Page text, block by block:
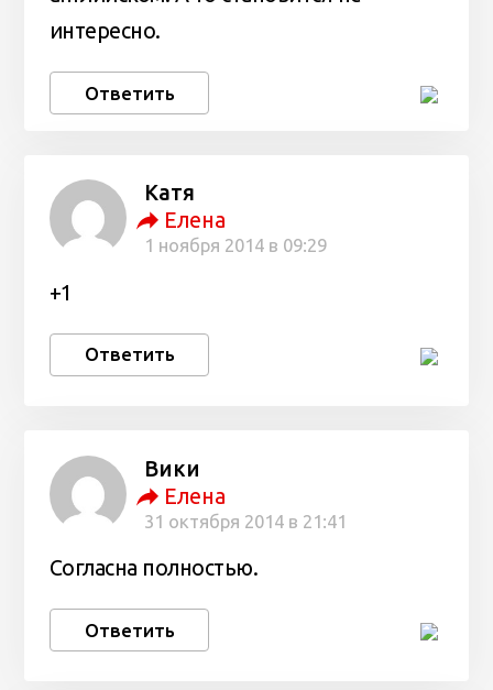
интересно.
Ответить
Катя
Елена
1 ноября 2014 в 09:29
+1
Ответить
Вики
Елена
31 октября 2014 в 21:41
Согласна полностью.
Ответить